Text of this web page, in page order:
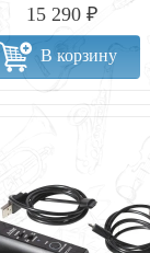
15 290 ₽
В корзину